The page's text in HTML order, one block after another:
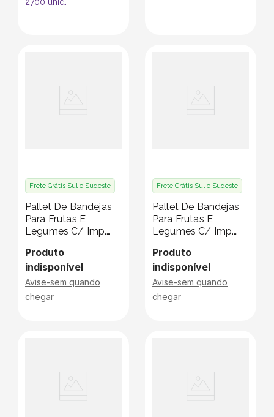
Frete Grátis Sul e Sudeste
Pallet De Bandejas
Para Frutas E
Legumes C/ Imp.
Cm - Pallet C/ 3780
Unidades
Produto
indisponível
Avise-sem quando
chegar
Frete Grátis Sul e Sudeste
Pallet De Bandejas
Para Frutas E
Legumes C/ Imp.
Cm - Pallet C/ 2025
Unidades
Produto
indisponível
Avise-sem quando
chegar